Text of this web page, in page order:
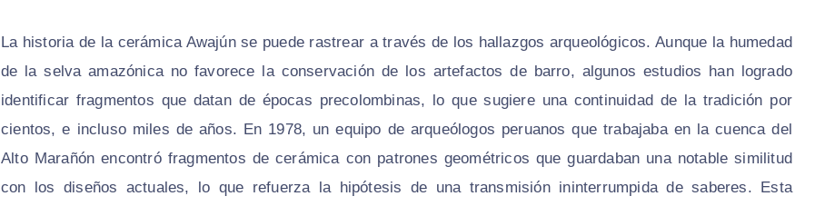
La historia de la cerámica Awajún se puede rastrear a través de los hallazgos arqueológicos. Aunque la humedad
de la selva amazónica no favorece la conservación de los artefactos de barro, algunos estudios han logrado
identificar fragmentos que datan de épocas precolombinas, lo que sugiere una continuidad de la tradición por
cientos, e incluso miles de años. En 1978, un equipo de arqueólogos peruanos que trabajaba en la cuenca del
Alto Marañón encontró fragmentos de cerámica con patrones geométricos que guardaban una notable similitud
con los diseños actuales, lo que refuerza la hipótesis de una transmisión ininterrumpida de saberes. Esta